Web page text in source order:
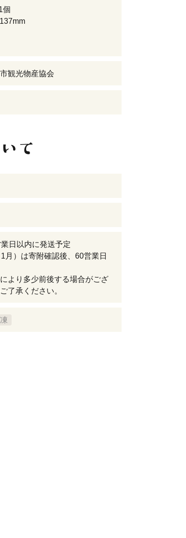
個
観光物産協会
日以内に発送予定
月）は寄附確認後、60営業日
より多少前後する場合がござ
了承ください。